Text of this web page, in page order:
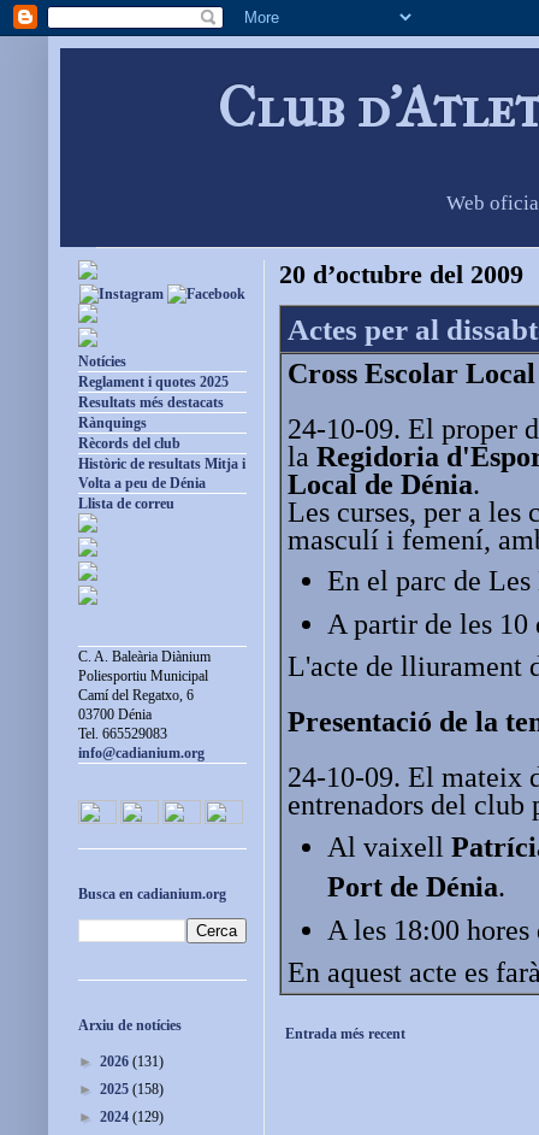
Club
Web
20 d’octubre del 2009
Actes per al
Cross Escolar Local
24-10-09. El proper
la Regidoria
Local de Dénia.
Les curses, per a
masculí i femení,
En el parc de Les
A partir de les 10
L'acte de lliurament
Presentació de la
24-10-09. El mateix
entrenadors del
Al vaixell
Port de Dénia.
A les 18:00 hores
En aquest acte es
Entrada més recent
Notícies
Reglament i quotes 2025
Resultats més destacats
Rànquings
Rècords del club
Històric de resultats Mitja i
Volta a peu de Dénia
Llista de correu
C. A. Baleària Diànium
Poliesportiu Municipal
Camí del Regatxo, 6
03700 Dénia
Tel. 665529083
info@cadianium.org
Busca en cadianium.org
Arxiu de notícies
► 2026 (131)
► 2025 (158)
► 2024 (129)